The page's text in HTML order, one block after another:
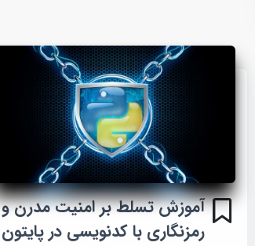
آموزش تسلط بر امنیت مدرن و
رمزنگاری با کدنویسی در پایتون